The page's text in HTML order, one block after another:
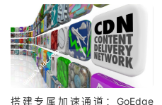
搭建专属加速通道：GoEdge